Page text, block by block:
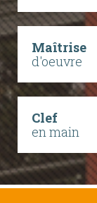
Maîtrise
d'oeuvre
Clef
en main